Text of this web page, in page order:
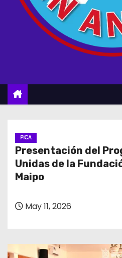
PICA
Presentación del
Unidas de la
Maipo
May 11, 2026